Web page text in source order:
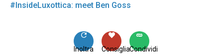
#InsideLuxottica: meet Ben Goss
Condividi
Consiglia
Inoltra